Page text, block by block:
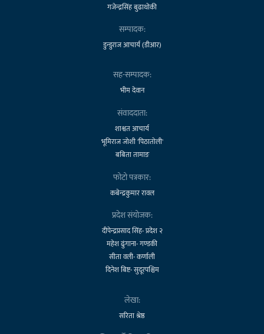
गजेन्द्रसिंह बुढाथोकी
सम्पादक:
डुन्डुराज आचार्य (डीआर)
सह-सम्पादक:
भीम देवान
संवाददाता:
शाश्वत आचार्य
भूमिराज जोशी 'पिठातोली'
बबिता तामाङ
फोटो पत्रकार:
कबेन्द्रकुमार रावल
प्रदेश संयोजक:
दीपेन्द्रप्रसाद सिंह- प्रदेश २
महेश ढुंगाना- गण्डकी
सीता वली- कर्णाली
दिनेश बिष्ट- सुदूरपश्चिम
लेखा:
सरिता श्रेष्ठ